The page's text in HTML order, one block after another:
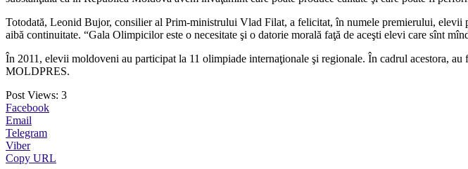
Totodată, Leonid Bujor, consilier al Prim-ministrului Vlad Filat, a felicitat, în numele premierului, elevii
aibă continuitate. “Gala Olimpicilor este o necesitate şi o datorie morală faţă de aceşti elevi care sînt
În 2011, elevii moldoveni au participat la 11 olimpiade internaţionale şi regionale. În cadrul acestora,
MOLDPRES.
Post Views: 3
Facebook
Email
Telegram
Viber
Copy URL